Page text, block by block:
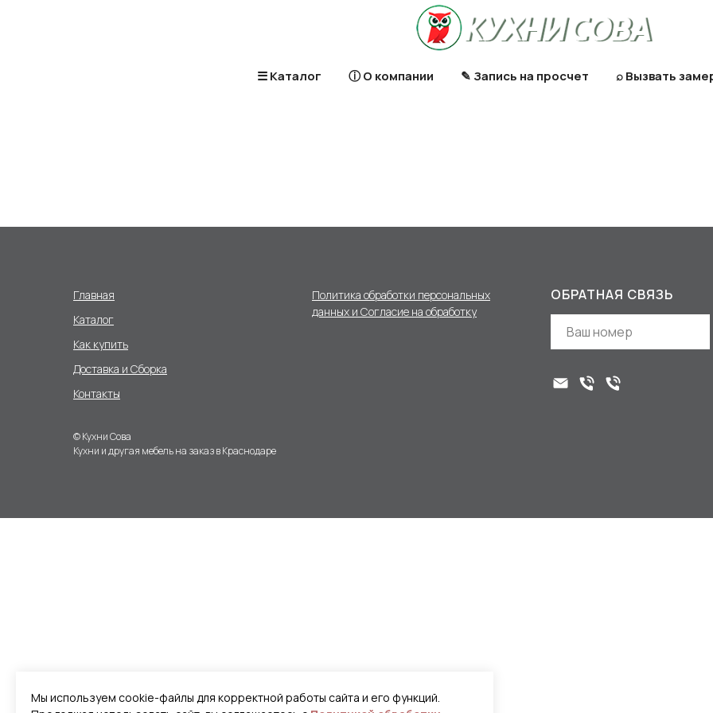
☰ Каталог ⓘ О компании ✎ Запись на просчет ⌕ Вызвать
Мы используем cookie-файлы для корректной работы сайта и его функций.
Главная
Каталог
Как купить
Доставка и Сборка
Контакты
Политика обработки персональных
данных и Согласие на обработку
ОБРАТНАЯ СВЯЗЬ
© Кухни Сова
Кухни и другая мебель на заказ в Краснодаре